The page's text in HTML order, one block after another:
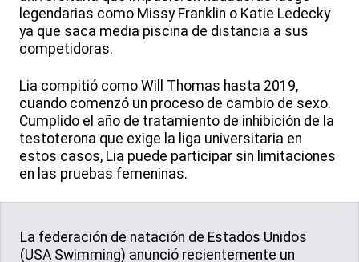
legendarias como Missy Franklin o Katie Ledecky
ya que saca media piscina de distancia a sus
competidoras.
Lia compitió como Will Thomas hasta 2019,
cuando comenzó un proceso de cambio de sexo.
Cumplido el año de tratamiento de inhibición de la
testoterona que exige la liga universitaria en
estos casos, Lia puede participar sin limitaciones
en las pruebas femeninas.
La federación de natación de Estados Unidos
(USA Swimming) anunció recientemente un